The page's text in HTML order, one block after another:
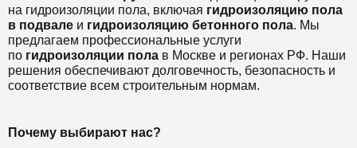
на гидроизоляции пола, включая гидроизоляцию пола
в подвале и гидроизоляцию бетонного пола. Мы
предлагаем профессиональные услуги
по гидроизоляции пола в Москве и регионах РФ. Наши
решения обеспечивают долговечность, безопасность и
соответствие всем строительным нормам.
Почему выбирают нас?